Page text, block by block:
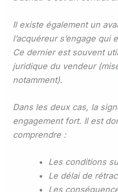
Il existe également un
l’acquéreur s’engage qui
Ce dernier est souvent
juridique du vendeur
notamment).
Dans les deux cas, la
engagement fort. Il est
comprendre :
Les conditions
Le délai de
Les